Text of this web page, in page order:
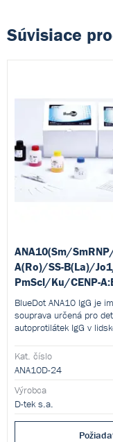
Súvisiace
ANA10(Sm/
A(Ro)/SS-B(La)/
PmScl/Ku/CENP-
BlueDot ANA10 IgG je
souprava určená pro
autoprotilátek IgG v
Jo-1 (histidyl-t-RNA
(DNA topoisomerase I),
CENP-A/B (centromere
PCNA antigenům.
Kat. číslo
ANA10D-24
Výrobca
D-tek s.a.